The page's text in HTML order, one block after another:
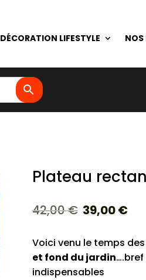
DÉCORATION LIFESTYLE NOS
Plateau
42,00€ Le
prix
initial
était :
42,00
39,00€Le
Voici venu le temps
et fond du jardin
indispensables